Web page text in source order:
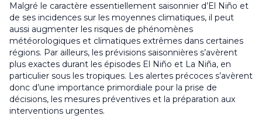
Malgré le caractère essentiellement saisonnier d’El Niño et
de ses incidences sur les moyennes climatiques, il peut
aussi augmenter les risques de phénomènes
météorologiques et climatiques extrêmes dans certaines
régions. Par ailleurs, les prévisions saisonnières s’avèrent
plus exactes durant les épisodes El Niño et La Niña, en
particulier sous les tropiques. Les alertes précoces s’avèrent
donc d’une importance primordiale pour la prise de
décisions, les mesures préventives et la préparation aux
interventions urgentes.